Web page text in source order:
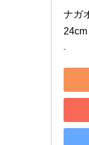
ナガ
-